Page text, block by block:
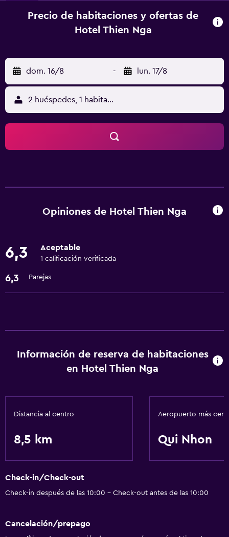
Precio de habitaciones y ofertas de
Hotel Thien Nga
dom. 16/8 - lun. 17/8
2 huéspedes, 1 habitación
Opiniones de Hotel Thien Nga
6,3 Aceptable
1 calificación verificada
6,3 Parejas
Información de reserva de habitaciones
en Hotel Thien Nga
Distancia al centro
8,5 km
Aeropuerto más
Qui Nhon
Check-in/Check-out
Check-in después de las 10:00 - Check-out antes de las 10:00
Cancelación/prepago